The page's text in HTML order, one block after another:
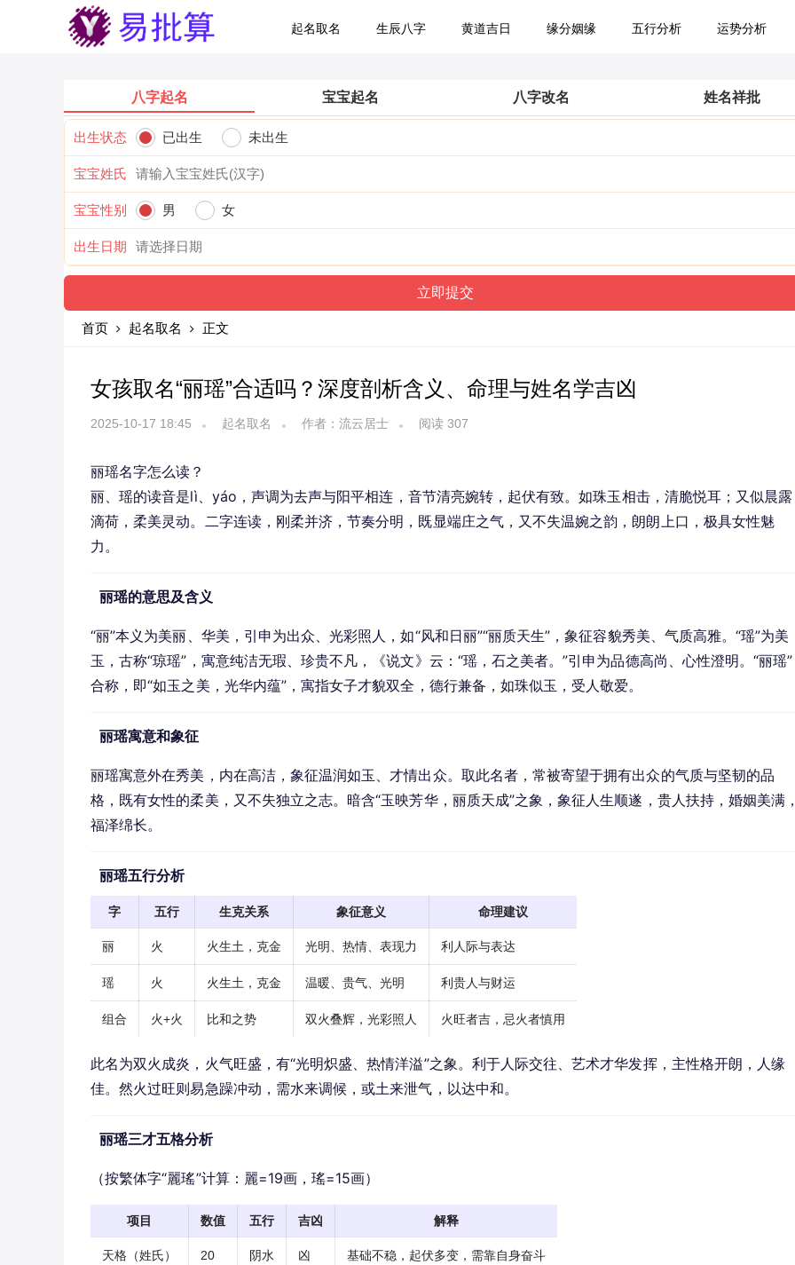
起名取名 生辰八字 黄道吉日 缘分姻缘 五行分析 运势分析
八字起名 宝宝起名 八字改名 姓名祥批
出生状态 已出生 未出生
宝宝姓氏
宝宝性别 男 女
出生日期
首页 起名取名 正文
女孩取名“丽瑶”合适吗？深度剖析含义、命理与姓名学吉凶
2025-10-17 18:45 起名取名 作者：流云居士 阅读 307
丽瑶名字怎么读？
丽、瑶的读音是lì、yáo，声调为去声与阳平相连，音节清亮婉转，起伏有致。如珠玉相击，清脆悦耳；又似晨露
滴荷，柔美灵动。二字连读，刚柔并济，节奏分明，既显端庄之气，又不失温婉之韵，朗朗上口，极具女性魅
力。
丽瑶的意思及含义
“丽”本义为美丽、华美，引申为出众、光彩照人，如“风和日丽”“丽质天生”，象征容貌秀美、气质高雅。“瑶”为美
玉，古称“琼瑶”，寓意纯洁无瑕、珍贵不凡，《说文》云：“瑶，石之美者。”引申为品德高尚、心性澄明。“丽瑶”
合称，即“如玉之美，光华内蕴”，寓指女子才貌双全，德行兼备，如珠似玉，受人敬爱。
丽瑶寓意和象征
丽瑶寓意外在秀美，内在高洁，象征温润如玉、才情出众。取此名者，常被寄望于拥有出众的气质与坚韧的品
格，既有女性的柔美，又不失独立之志。暗含“玉映芳华，丽质天成”之象，象征人生顺遂，贵人扶持，婚姻美满
福泽绵长。
丽瑶五行分析
字 五行 生克关系 象征意义 命理建议
丽 火 火生土，克金 光明、热情、表现力 利人际与表达
瑶 火 火生土，克金 温暖、贵气、光明 利贵人与财运
组合 火+火 比和之势 双火叠辉，光彩照人 火旺者吉，忌火者慎用
此名为双火成炎，火气旺盛，有“光明炽盛、热情洋溢”之象。利于人际交往、艺术才华发挥，主性格开朗，人缘
佳。然火过旺则易急躁冲动，需水来调候，或土来泄气，以达中和。
丽瑶三才五格分析
（按繁体字“麗瑤”计算：麗=19画，瑤=15画）
项目 数值 五行 吉凶 解释
天格（姓氏） 20 阴水 凶 基础不稳，起伏多变，需靠自身奋斗